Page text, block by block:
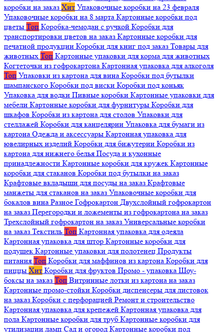
коробки на заказ Хит Упаковочные коробки на 23 февраля
Упаковочные коробки на 8 марта Картонные коробки под
цветы Топ Коробка-чемодан с ручкой Коробки для
транспортировки цветов на заказ Картонные коробки для
печатной продукции Коробки для книг под заказ Товары для
животных Топ Картонные упаковки для корма для животных
Когтеточки из гофрокартона Картонная упаковка для алкоголя
Топ Упаковки из картона для вина Коробки под бутылки
шампанского Коробки под виски Коробки под коньяк
Упаковка для водки Пивные коробки Картонные упаковки для
мебели Картонные коробки для фурнитуры Коробки для
шкафов Коробки из картона для столов Упаковки для
стеллажей Коробки для канцелярии Упаковка для бумаги из
картона Одежда и аксессуары Картонная упаковка для
ювелирных изделий Коробки для бижутерии Коробки из
картона для нижнего белья Посуда и кухонные
принадлежности Картонные коробки для кружек Картонные
коробки для стаканов Коробки под бутылки на заказ
Крафтовые вкладыши для посуды на заказ Крафтовые
манжеты для стаканов на заказ Упаковочные коробки для
бокалов вина Разное Гофрокартон Двухслойный гофрокартон
на заказ Перегородки и ложементы из гофрокартона на заказ
Трехслойный гофрокартон на заказ Универсальные коробки
на заказ Текстиль Топ Картонная упаковка для одеяла
Картонная упаковка для штор Картонные коробки для
подушек Картонные упаковки для полотенец Продукты
питания Топ Коробки для маффинов из картона Коробки для
пиццы Хит Коробки для фруктов Промо - упаковка Шоу-
боксы на заказ Топ Витринные лотки из картона на заказ
Картонные промо-стойки Коробки диспенсеры для листовок
на заказ Коробки с перфорацией Ремонт и строительство
Картонная упаковка для крепежей Картонная упаковка для
пола Картонные коробки для труб Картонные коробки для
утилизации ламп Сад и огород Картонные коробки под